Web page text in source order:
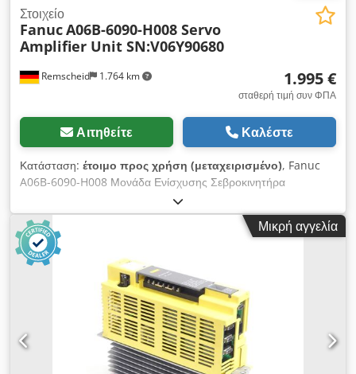
Remscheid 1.764 km
Στοιχείο
FanucA06B-6090-H008 Servo
Amplifier Unit SN:V06Y90680
1.995 €
σταθερή τιμή συν ΦΠΑ
Αιτηθείτε Καλέστε
Κατάσταση: έτοιμο προς χρήση (μεταχειρισμένο), Fanuc
A06B-6090-H008 Μονάδα Ενίσχυσης Σεβροκινητήρα
SN:V06Y90680, μεταχειρισμένο, με φυσιολογικά ίχνη χρήσης,
100% λειτουργικό, παράδοση σύμφωνα με τις φωτογραφίες.
Dksdpfxox Erbwo Anpsr
Μικρή αγγελία